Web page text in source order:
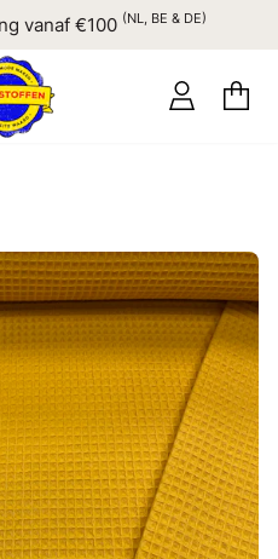
vanaf €100 (NL, BE & DE)